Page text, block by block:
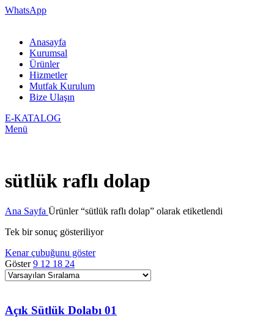
WhatsApp
Anasayfa
Kurumsal
Ürünler
Hizmetler
Mutfak Kurulum
Bize Ulaşın
E-KATALOG
Menü
sütlük raflı dolap
Ana Sayfa Ürünler “sütlük raflı dolap” olarak etiketlendi
Tek bir sonuç gösteriliyor
Kenar çubuğunu göster
Göster9 12 18 24
Açık Sütlük Dolabı 01